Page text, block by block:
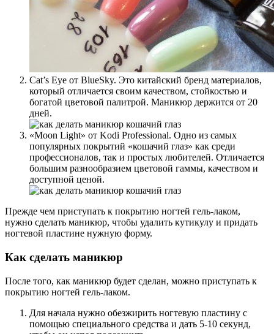
Cat’s Eye от BlueSky. Это китайский бренд материалов,
который отличается своим качеством, стойкостью и
богатой цветовой палитрой. Маникюр держится от 20
дней.
«Moon Light» от Kodi Professional. Одно из самых
популярных покрытий «кошачий глаз» как среди
профессионалов, так и простых любителей. Отличается
большим разнообразием цветовой гаммы, качеством и
доступной ценой.
Прежде чем приступать к покрытию ногтей гель-лаком,
нужно сделать маникюр, чтобы удалить кутикулу и придать
ногтевой пластине нужную форму.
Как сделать маникюр
После того, как маникюр будет сделан, можно приступать к
покрытию ногтей гель-лаком.
Для начала нужно обезжирить ногтевую пластину с
помощью специального средства и дать 5-10 секунд,